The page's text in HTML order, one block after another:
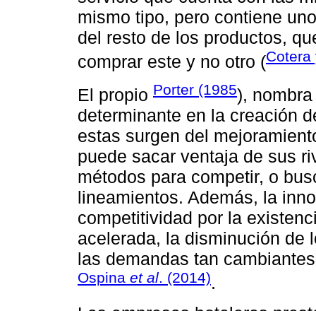
mismo tipo, pero contiene
del resto de los productos,
comprar este y no otro (Cotera
El propio Porter (1985),
determinante en la creación
estas surgen del
puede sacar ventaja de sus
métodos para competir, o
lineamientos. Además, la
competitividad por la
acelerada, la disminución de
las demandas tan
Ospina et al. (2014).